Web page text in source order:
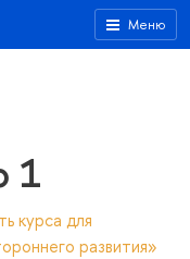
Меню
1
курса для
развития»